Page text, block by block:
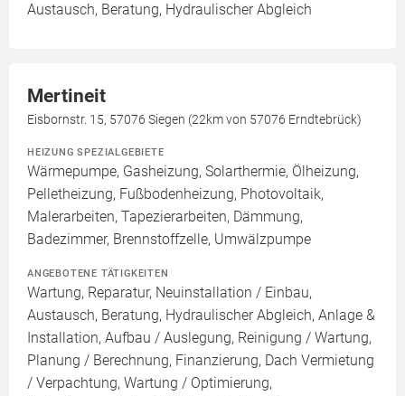
Austausch, Beratung, Hydraulischer Abgleich
Mertineit
Eisbornstr. 15, 57076 Siegen (22km von 57076 Erndtebrück)
HEIZUNG SPEZIALGEBIETE
Wärmepumpe, Gasheizung, Solarthermie, Ölheizung,
Pelletheizung, Fußbodenheizung, Photovoltaik,
Malerarbeiten, Tapezierarbeiten, Dämmung,
Badezimmer, Brennstoffzelle, Umwälzpumpe
ANGEBOTENE TÄTIGKEITEN
Wartung, Reparatur, Neuinstallation / Einbau,
Austausch, Beratung, Hydraulischer Abgleich, Anlage &
Installation, Aufbau / Auslegung, Reinigung / Wartung,
Planung / Berechnung, Finanzierung, Dach Vermietung
/ Verpachtung, Wartung / Optimierung,